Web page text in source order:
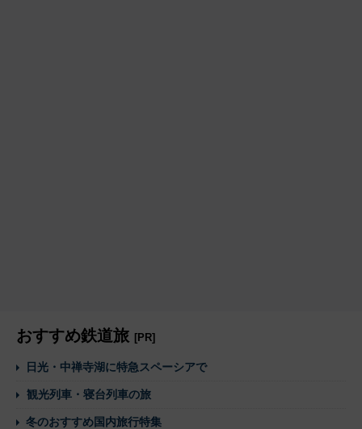
おすすめ鉄道旅 [PR]
日光・中禅寺湖に特急スペーシアで
観光列車・寝台列車の旅
冬のおすすめ国内旅行特集